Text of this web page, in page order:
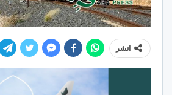
انشر